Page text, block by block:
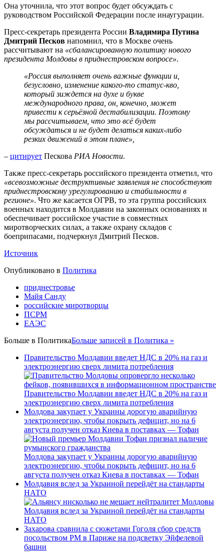
Она уточнила, что этот вопрос будет обсуждать с
руководством Российской Федерации после инаугурации.
Пресс-секретарь президента России Владимира Путина
Дмитрий Песков напомнил, что в Москве очень
рассчитывают на «сбалансированную политику нового
президента Молдовы в приднестровском вопросе».
«Россия выполняет очень важные функции и,
безусловно, изменение какого-то статус-кво,
который зиждется на духе и букве
международного права, он, конечно, может
привести к серьёзной дестабилизации. Поэтому
мы рассчитываем, что это всё будет
обсуждаться и не будет делаться каких-либо
резких движений в этом плане»,
– цитирует Пескова РИА Новости.
Также пресс-секретарь российского президента отметил, что
«всевозможные деструктивные заявления не способствуют
приднестровскому урегулированию и стабильности в
регионе». Что же касается ОГРВ, то эта группа российских
военных находится в Молдавии на законных основаниях и
обеспечивает российское участие в совместных
миротворческих силах, а также охрану складов с
боеприпасами, подчеркнул Дмитрий Песков.
Источник
Опубликовано в Политика
приднестровье
Майя Санду
российские миротворцы
ПСРМ
ЕАЭС
Больше в ПолитикаБольше записей в Политика »
Правительство Молдавии введет НДС в 20% на газ и
электроэнергию сверх лимита потребления
Правительство Молдавии введет НДС в 20% на газ и
электроэнергию сверх лимита потребления
Молдова закупает у Украины дорогую аварийную
электроэнергию, чтобы покрыть дефицит, но на 6
августа получен отказ Киева в поставках — Тофан
Молдова закупает у Украины дорогую аварийную
электроэнергию, чтобы покрыть дефицит, но на 6
августа получен отказ Киева в поставках — Тофан
Молдавия вслед за Украиной перейдёт на стандарты
НАТО
Молдавия вслед за Украиной перейдёт на стандарты
НАТО
Захарова сравнила с сюжетами Гоголя сбор средств
посольством РМ в Париже на подсветку Эйфелевой
башни